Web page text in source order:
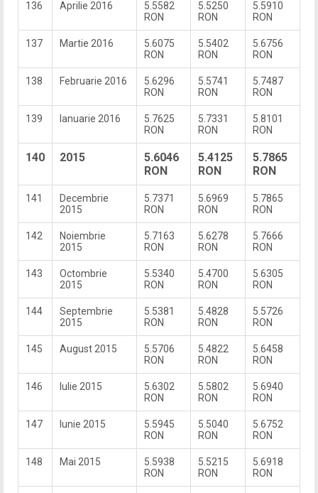
136 Aprilie 2016
5.5582
RON
5.5250
RON
5.5910
RON
137 Martie 2016
5.6075
RON
5.5402
RON
5.6756
RON
138 Februarie 2016
5.6296
RON
5.5741
RON
5.7487
RON
139 Ianuarie 2016
5.7625
RON
5.7331
RON
5.8101
RON
140 2015
5.6046
RON
5.4125
RON
5.7865
RON
141
Decembrie
2015
5.7371
RON
5.6969
RON
5.7865
RON
142
Noiembrie
2015
5.7163
RON
5.6278
RON
5.7666
RON
143
Octombrie
2015
5.5340
RON
5.4700
RON
5.6305
RON
144
Septembrie
2015
5.5381
RON
5.4828
RON
5.5726
RON
145 August 2015
5.5706
RON
5.4822
RON
5.6458
RON
146 Iulie 2015
5.6302
RON
5.5802
RON
5.6940
RON
147 Iunie 2015
5.5945
RON
5.5040
RON
5.6752
RON
148 Mai 2015
5.5938
RON
5.5215
RON
5.6918
RON